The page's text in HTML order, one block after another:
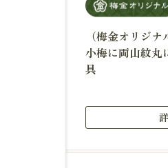
（梅金オリジ
小梅に両山紋丸
具